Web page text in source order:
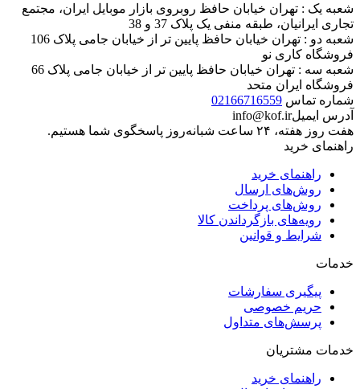
شعبه یک : تهران خیابان حافظ روبروی بازار موبایل ایران، مجتمع
تجاری ایرانیان، طبقه منفی یک پلاک 37 و 38
شعبه دو : تهران خیابان حافظ پایین تر از خیابان جامی پلاک 106
فروشگاه کاری نو
شعبه سه : تهران خیابان حافظ پایین تر از خیابان جامی پلاک 66
فروشگاه ایران متحد
شماره تماس 02166716559
آدرس ایمیلinfo@kof.ir
هفت روز هفته، ۲۴ ساعت شبانه‌روز پاسخگوی شما هستیم.
راهنمای خرید
راهنمای خرید
روش‌های ارسال
روش‌های پرداخت
رویه‌های بازگرداندن کالا
شرایط و قوانین
خدمات
پیگیری سفارشات
حریم خصوصی
پرسش‌های متداول
خدمات مشتریان
راهنمای خرید